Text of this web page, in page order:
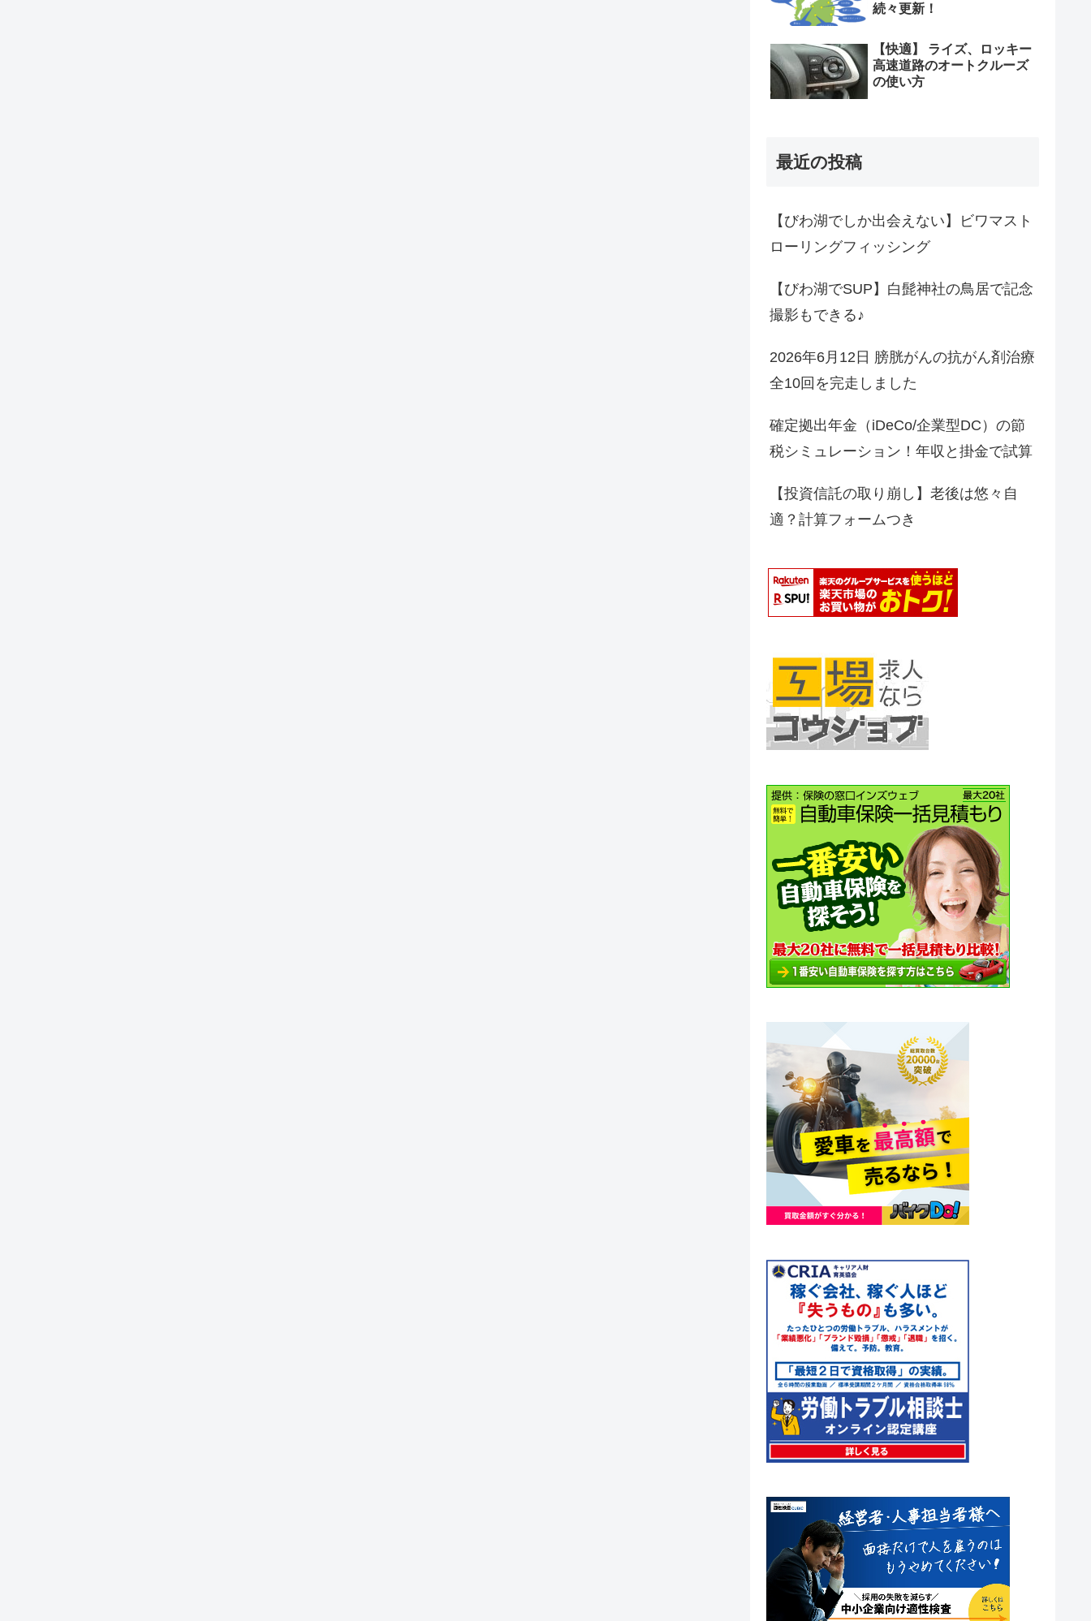
続々更新！
【快適】 ライズ、ロッキー
高速道路のオートクルーズ
の使い方
最近の投稿
【びわ湖でしか出会えない】ビワマスト
ローリングフィッシング
【びわ湖でSUP】白髭神社の鳥居で記念
撮影もできる♪
2026年6月12日 膀胱がんの抗がん剤治療
全10回を完走しました
確定拠出年金（iDeCo/企業型DC）の節
税シミュレーション！年収と掛金で試算
【投資信託の取り崩し】老後は悠々自
適？計算フォームつき